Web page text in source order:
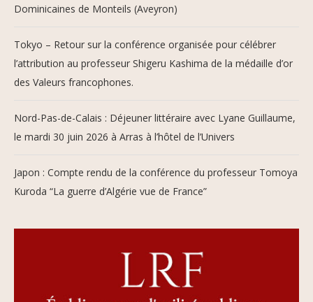
Dominicaines de Monteils (Aveyron)
Tokyo – Retour sur la conférence organisée pour célébrer
l’attribution au professeur Shigeru Kashima de la médaille d’or
des Valeurs francophones.
Nord-Pas-de-Calais : Déjeuner littéraire avec Lyane Guillaume,
le mardi 30 juin 2026 à Arras à l’hôtel de l’Univers
Japon : Compte rendu de la conférence du professeur Tomoya
Kuroda “La guerre d’Algérie vue de France”